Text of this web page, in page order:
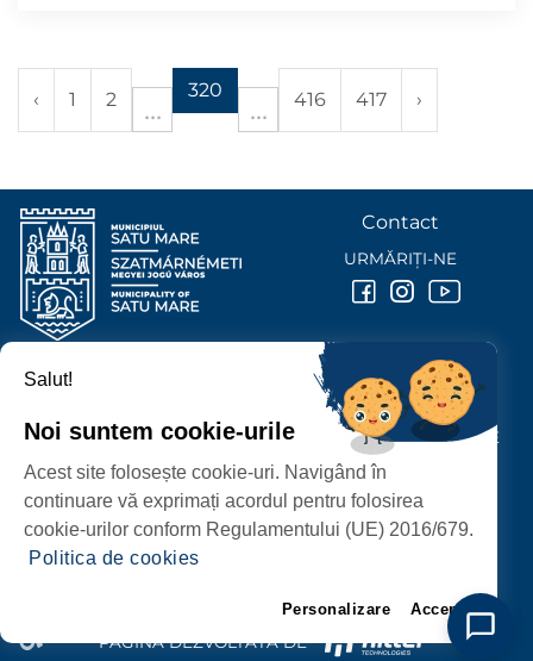
‹ 1 2 320 416 417 ›
PROTECȚIA DATELOR PERSONALE
PAGINĂ DEZVOLTATĂ DE
PRIMĂRIA MUNICIPIULUI
P-ȚA 25 OCTOMBRIE, NR. 1 CORP M, 440026 SATU MARE
Contact
URMĂRIȚI-NE
Salut!
Noi suntem cookie-urile
Acest site folosește cookie-uri. Navigând în
continuare vă exprimați acordul pentru folosirea
cookie-urilor conform Regulamentului (UE) 2016/679.
Politica de cookies
Personalizare Accept